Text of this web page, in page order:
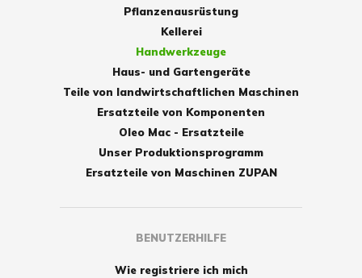
Pflanzenausrüstung
Kellerei
Handwerkzeuge
Haus- und Gartengeräte
Teile von landwirtschaftlichen Maschinen
Ersatzteile von Komponenten
Oleo Mac - Ersatzteile
Unser Produktionsprogramm
Ersatzteile von Maschinen ZUPAN
BENUTZERHILFE
Wie registriere ich mich